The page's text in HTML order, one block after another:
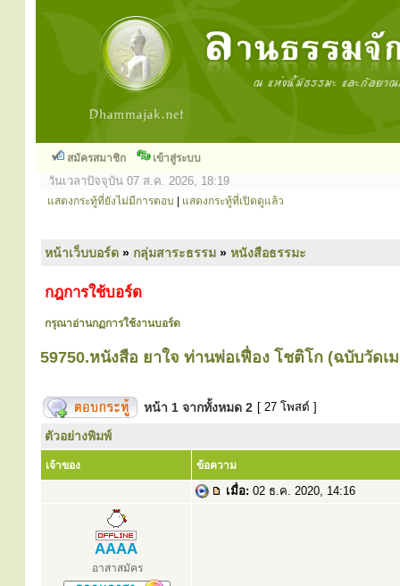
สมัครสมาชิก เข้าสู่ระบบ
วันเวลาปัจจุบัน 07 ส.ค. 2026, 18:19
แสดงกระทู้ที่ยังไม่มีการตอบ แสดงกระทู้ที่เปิดดูแล้ว
หน้าเว็บบอร์ด » กลุ่มสาระธรรม » หนังสือธรรมะ
กฎการใช้บอร์ด
กรุณาอ่านกฏการใช้งานบอร์ด
59750.หนังสือ ยาใจ ท่านพ่อเฟื่อง โชติโก (ฉบับวัดเ
หน้า 1 จากทั้งหมด 2 [ 27 โพสต์ ]
ตัวอย่างพิมพ์
เจ้าของ ข้อความ
เมื่อ: 02 ธ.ค. 2020, 14:16
AAAA
อาสาสมัคร